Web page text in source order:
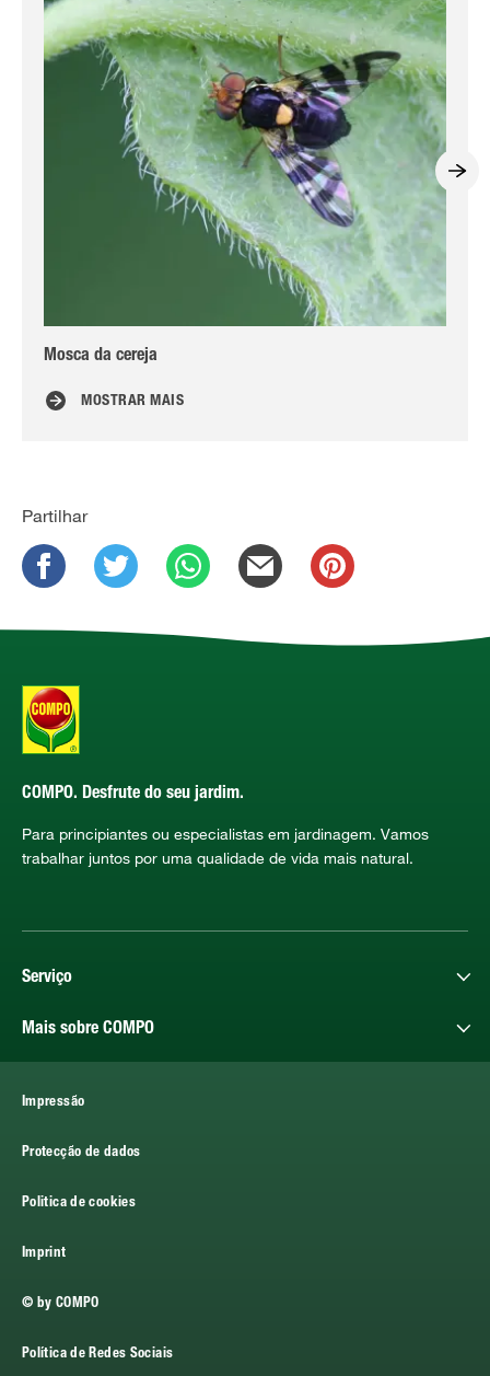
Mosca da cereja
MOSTRAR MAIS
Partilhar
COMPO. Desfrute do seu jardim.
Para principiantes ou especialistas em jardinagem. Vamos
trabalhar juntos por uma qualidade de vida mais natural.
Serviço
Mais sobre COMPO
Impressão
Protecção de dados
Politica de cookies
Imprint
© by COMPO
Política de Redes Sociais